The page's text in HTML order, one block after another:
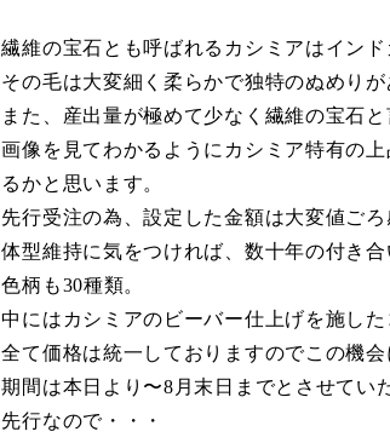
繊維の宝石とも呼ばれるカシミアはイン
その毛は大変細く柔らかで独特のぬめり
また、産出量が極めて少なく繊維の宝石
画像を見てわかるようにカシミア特有の
るかと思います。
先行受注の為、設定した金額は大変値ご
体型維持に気をつければ、数十年の付き合
色柄も30種類。
中にはカシミアのビーバー仕上げを施し
全て価格は統一しておりますのでこの機
期間は本日より〜8月末日までとさせてい
先行なので・・・